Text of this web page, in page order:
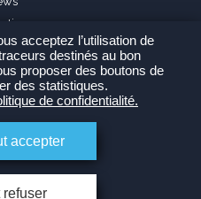
Agence
acceptez l’utilisation de
destinés au bon
proposer des boutons de
des statistiques.
de confidentialité.
accepter
refuser